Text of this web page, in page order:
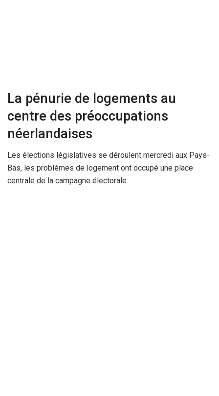
La pénurie de logements au
centre des préoccupations
néerlandaises
Les élections législatives se déroulent mercredi aux Pays-
Bas, les problèmes de logement ont occupé une place
centrale de la campagne électorale.